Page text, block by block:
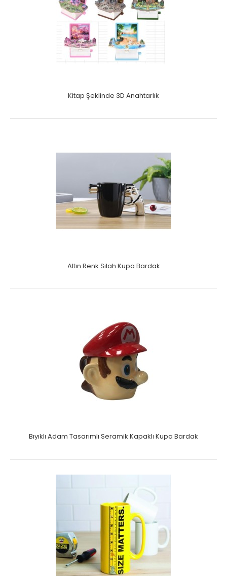
Kitap Şeklinde 3D Anahtarlık
Altın Renk Silah Kupa Bardak
Bıyıklı Adam Tasarımlı Seramik Kapaklı Kupa Bardak